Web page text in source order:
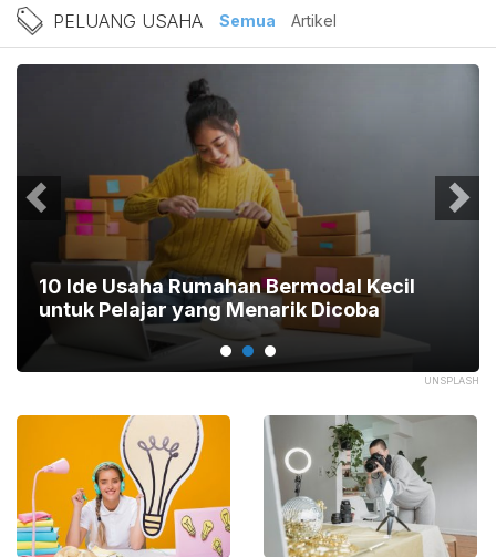
Berita Peluang Usaha
PELUANG USAHA Semua Artikel
UNSPLASH
10 Ide Usaha Rumahan Bermodal Kecil
untuk Pelajar yang Menarik Dicoba